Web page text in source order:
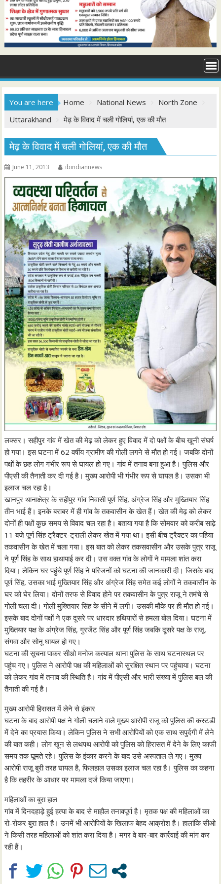
You are here Home National News
North Zone
Uttarakhand
मेढ़ के विवाद में चली गोलियां, एक की मौत
मेढ़ के विवाद में चली गोलियां, एक की मौत
June 11, 2013 ibindiannews
लक्सर। सहीपुर गांव में खेत की मेढ़ को लेकर हुए विवाद में दो पक्षों के बीच खूनी संघर्ष
हो गया। इस घटना में 62 वर्षीय ग्रामीण की गोली लगने से मौत हो गई। जबकि दोनों
पक्षों के छह लोग गंभीर रूप से घायल हो गए। गांव में तनाव बना हुआ है। पुलिस और
पीएसी की तैनाती कर दी गई है। मुख्य आरोपी भी गंभीर रूप से घायल है। उसका भी
इलाज चल रहा है।
खानपुर थानाक्षेत्र के सहीपुर गांव निवासी पूर्ण सिंह, अंग्रेज सिंह और मुख्तियार सिंह
तीन भाई हैं। इनके बराबर में ही गांव के तकवासीन के खेत हैं। खेत की मेढ़ को लेकर
दोनों ही पक्षों कुछ समय से विवाद चल रहा है। बताया गया है कि सोमवार को करीब साढे़
11 बजे पूर्ण सिंह ट्रैक्टर-ट्राली लेकर खेत में गया था। इसी बीच ट्रैक्टर का पहिया
तकवासीन के खेत में चला गया। इस बात को लेकर तकसवासीन और उसके पुत्र राजू
ने पूर्ण सिंह के साथ हाथापाई कर दी। उस वक्त गांव के लोगाें ने मामला शांत करा
दिया। लेकिन घर पहुंचे पूर्ण सिंह ने परिजनों को घटना की जानकारी दी। जिसके बाद
पूर्ण सिंह, उसका भाई मुख्तियार सिंह और अंग्रेज सिंह समेत कई लोगों ने तकवासीन के
घर को घेर लिया। दोनों तरफ से विवाद होने पर तकवासीन के पुत्र राजू ने तमंचे से
गोली चला दी। गोली मुख्तियार सिंह के सीने में लगी। उसकी मौके पर ही मौत हो गई।
इसके बाद दोनों पक्षों ने एक दूसरे पर धारदार हथियारों से हमला बोल दिया। घटना में
मुख्तियार पक्ष के अंग्रेज सिंह, गुरजेंट सिंह और पूर्ण सिंह जबकि दूसरे पक्ष के राजू,
संगवा और सोनू घायल हो गए।
घटना की सूचना पाकर सीओ मनोज कत्याल थाना पुलिस के साथ घटनास्थल पर
पहुंच गए। पुलिस ने आरोपी पक्ष की महिलाओं को सुरक्षित स्थान पर पहुंचाया। घटना
को लेकर गांव में तनाव की स्थिति है। गांव में पीएसी और भारी संख्या में पुलिस बल की
तैनाती की गई है।
मुख्य आरोपी हिरासत में लेने से इंकार
घटना के बाद आरोपी पक्ष ने गोली चलाने वाले मुख्य आरोपी राजू को पुलिस की कस्टडी
में देने का प्रयास किया। लेकिन पुलिस ने सभी आरोपियों को एक साथ सपुर्दगी में लेने
की बात कही। लोग खून से लथपथ आरोपी को पुलिस को हिरासत में देने के लिए काफी
समय तक घूमते रहे। पुलिस के इंकार करने के बाद उसे अस्पताल ले गए। मुख्य
आरोपी राजू बुरी तरह घायल है, फिलहाल उसका इलाज चल रहा है। पुलिस का कहना
है कि तहरीर के आधार पर मामला दर्ज किया जाएगा।
महिलाओं का बुरा हाल
गांव में दिनदहाड़े हुई हत्या के बाद से माहौल तनावपूर्ण है। मृतक पक्ष की महिलाओं का
रो-रोकर बुरा हाल है। उनमें भी आरोपियों के खिलाफ बेहद आक्रोश है। हालांकि सीओ
ने किसी तरह महिलाओं को शांत करा दिया है। मगर वे बार-बार कार्रवाई की मांग कर
रही हैं।